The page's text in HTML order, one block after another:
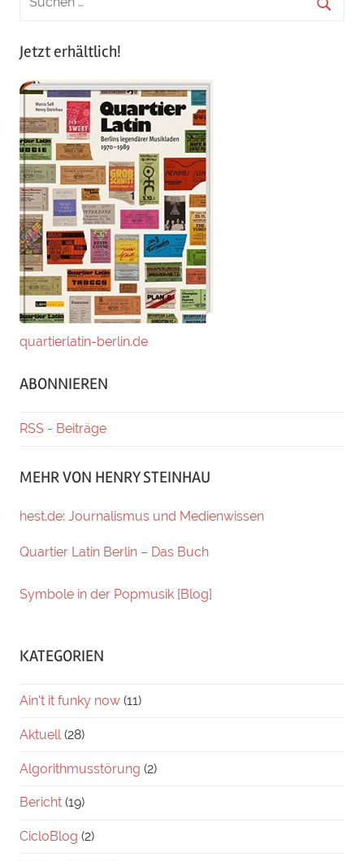
Jetzt erhältlich!
quartierlatin-berlin.de
ABONNIEREN
RSS - Beiträge
MEHR VON HENRY STEINHAU
hest.de: Journalismus und Medienwissen
Quartier Latin Berlin – Das Buch
Symbole in der Popmusik [Blog]
KATEGORIEN
Ain't it funky now (11)
Aktuell (28)
Algorithmusstörung (2)
Bericht (19)
CicloBlog (2)